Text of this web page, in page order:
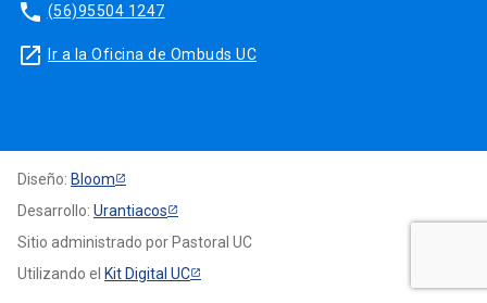
phone (56)95504 1247
launch Ir a la Oficina de Ombuds UC
Diseño: Bloom
Desarrollo: Urantiacos
Sitio administrado por Pastoral UC
Utilizando el Kit Digital UC